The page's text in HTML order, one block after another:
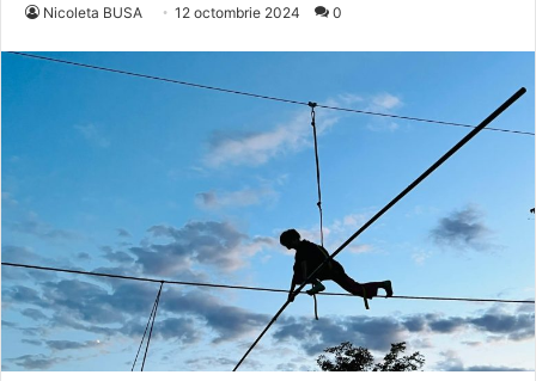
Nicoleta BUSA 12 octombrie 2024 0